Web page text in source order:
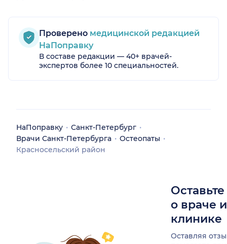
Проверено медицинской редакцией
НаПоправку
В составе редакции — 40+ врачей-
экспертов более 10 специальностей.
НаПоправку
Санкт-Петербург
Врачи Санкт-Петербурга
Остеопаты
Красносельский район
о враче
клинике
Оставляя